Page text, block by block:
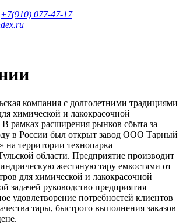
+7(910) 077-47-17
компания с долголетними традициями
химической и лакокрасочной
рамках расширения рынков сбыта за
в России был открыт завод ООО Тарный
на территории технопарка
области. Предприятие производит
жестяную тару емкостями от
для химической и лакокрасочной
задачей руководство предприятия
удовлетворение потребностей клиентов
тары, быстрого выполнения заказов